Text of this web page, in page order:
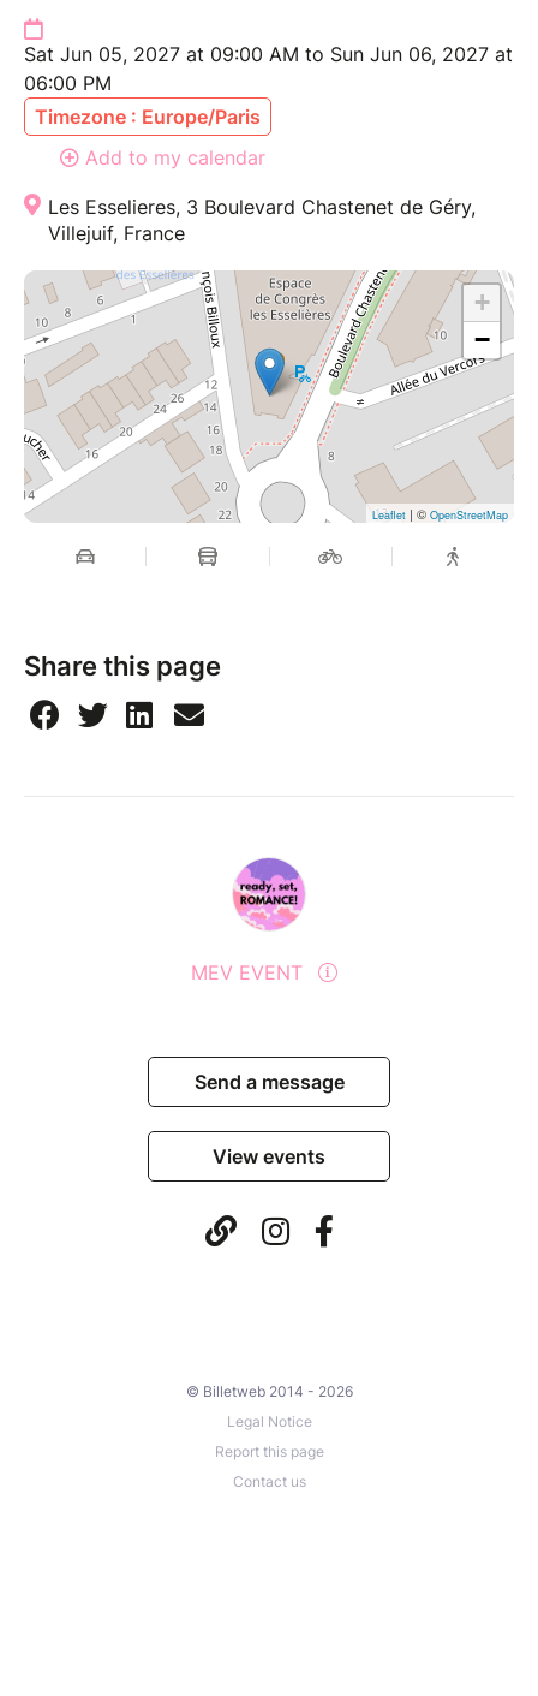
Sat Jun 05, 2027 at 09:00 AM to Sun Jun 06, 2027 at
06:00 PM
Timezone : Europe/Paris
Add to my calendar
Les Esselieres, 3 Boulevard Chastenet de Géry,
Villejuif, France
+
−
Leaflet | © OpenStreetMap
Share this page
MEV EVENT
Send a message
View events
© Billetweb 2014 - 2026
Legal Notice
Report this page
Contact us